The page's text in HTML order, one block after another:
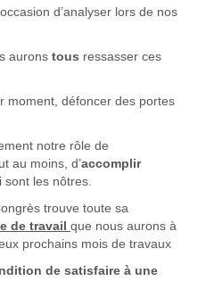
d’analyser lors de nos
aurons tous ressasser ces
moment, défoncer des portes
notre rôle de
au moins, d’accomplir
sont les nôtres.
trouve toute sa
de travail que nous aurons à
prochains mois de travaux
de satisfaire à une